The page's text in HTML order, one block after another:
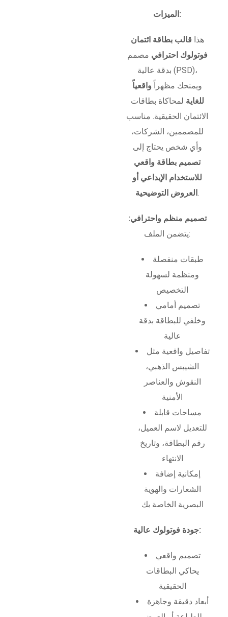
الميزات:
هذا قالب بطاقة ائتمان
فوتولوك احترافي مصمم
بدقة عالية (PSD)،
ويمنحك مظهراً واقعياً
للغاية لمحاكاة بطاقات
الائتمان الحقيقية. مناسب
للمصممين، الشركات،
وأي شخص يحتاج إلى
تصميم بطاقة واقعي
للاستخدام الإبداعي أو
العروض التوضيحية .
تصميم منظم واحترافي:
يتضمن الملف:
طبقات منفصلة
ومنظمة لسهولة
التخصيص
تصميم أمامي
وخلفي للبطاقة بدقة
عالية
تفاصيل واقعية مثل
الشيبس الذهبي،
النقوش والعناصر
الأمنية
مساحات قابلة
للتعديل لاسم العميل،
رقم البطاقة، وتاريخ
الانتهاء
إمكانية إضافة
الشعارات والهوية
البصرية الخاصة بك
جودة فوتولوك عالية:
تصميم واقعي
يحاكي البطاقات
الحقيقية
أبعاد دقيقة وجاهزة